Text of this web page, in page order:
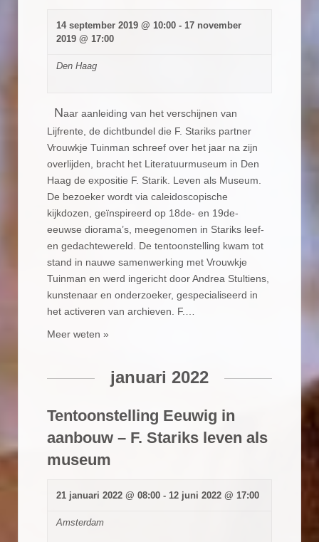
14 september 2019 @ 10:00 - 17 november
2019 @ 17:00
Den Haag
Naar aanleiding van het verschijnen van
Lijfrente, de dichtbundel die F. Stariks partner
Vrouwkje Tuinman schreef over het jaar na zijn
overlijden, bracht het Literatuurmuseum in Den
Haag de expositie F. Starik. Leven als Museum.
De bezoeker wordt via caleidoscopische
kijkdozen, geïnspireerd op 18de- en 19de-
eeuwse diorama’s, meegenomen in Stariks leef-
en gedachtewereld. De tentoonstelling kwam tot
stand in nauwe samenwerking met Vrouwkje
Tuinman en werd ingericht door Andrea Stultiens,
kunstenaar en onderzoeker, gespecialiseerd in
het activeren van archieven. F.…
Meer weten »
januari 2022
Tentoonstelling Eeuwig in
aanbouw – F. Stariks leven als
museum
21 januari 2022 @ 08:00 - 12 juni 2022 @ 17:00
Amsterdam